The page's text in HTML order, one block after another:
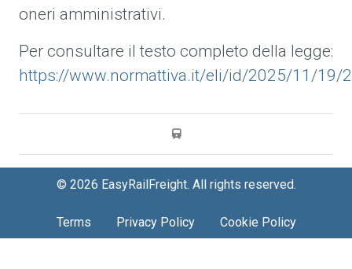
oneri amministrativi.
Per consultare il testo completo della legge:
https://www.normattiva.it/eli/id/2025/11/19/
© 2026 EasyRailFreight. All rights reserved.
Terms Privacy Policy Cookie Policy